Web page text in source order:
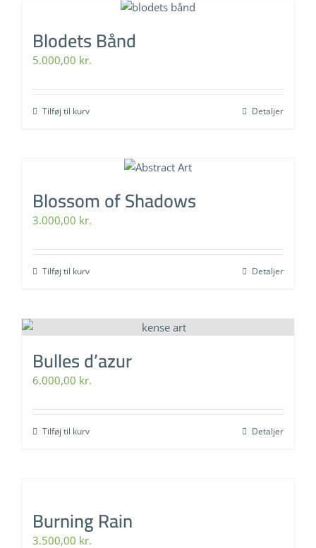
Blodets Bånd
5.000,00 kr.
Tilføj til kurv Detaljer
Blossom of Shadows
3.000,00 kr.
Tilføj til kurv Detaljer
Bulles d’azur
6.000,00 kr.
Tilføj til kurv Detaljer
Burning Rain
3.500,00 kr.